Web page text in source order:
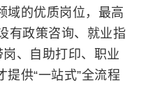
域的优质岗位，最高
有政策咨询、就业指
岗、自助打印、职业
供“一站式”全流程